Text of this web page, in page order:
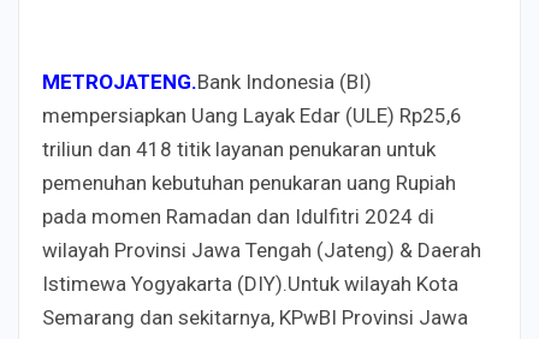
METROJATENG.Bank Indonesia (BI)
mempersiapkan Uang Layak Edar (ULE) Rp25,6
triliun dan 418 titik layanan penukaran untuk
pemenuhan kebutuhan penukaran uang Rupiah
pada momen Ramadan dan Idulfitri 2024 di
wilayah Provinsi Jawa Tengah (Jateng) & Daerah
Istimewa Yogyakarta (DIY).Untuk wilayah Kota
Semarang dan sekitarnya, KPwBI Provinsi Jawa